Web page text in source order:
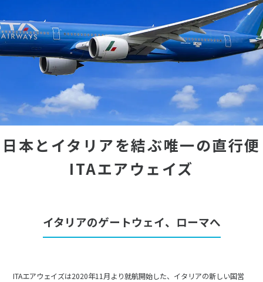
日本とイタリアを結ぶ唯一の直行便
ITAエアウェイズ
イタリアのゲートウェイ、ローマへ
ITAエアウェイズは2020年11月より就航開始した、イタリアの新しい国営